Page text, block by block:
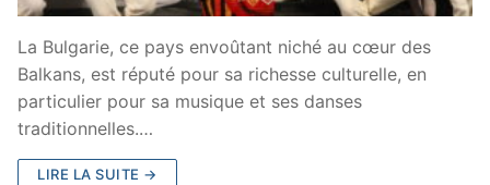
La Bulgarie, ce pays envoûtant niché au cœur des
Balkans, est réputé pour sa richesse culturelle, en
particulier pour sa musique et ses danses
traditionnelles.…
LIRE LA SUITE →